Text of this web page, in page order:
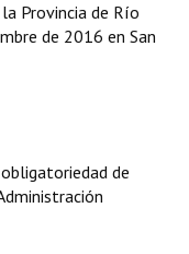
Provincia de Río
de 2016 en San
de